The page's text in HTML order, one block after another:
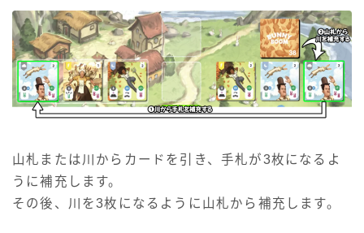
山札または川からカードを引き、手札が3枚になるよ
うに補充します。
その後、川を3枚になるように山札から補充します。